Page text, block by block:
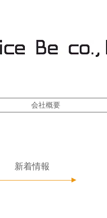
会社概要
新着情報